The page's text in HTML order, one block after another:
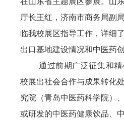
厅长王红，济南市商务局副
临我校展区指导工作，详细
出口基地建设情况和中医药
通过前期广泛征集和
校展出社会合作与成果转化
究院（青岛中医药科学院）
或研发的中医药健康饮品、